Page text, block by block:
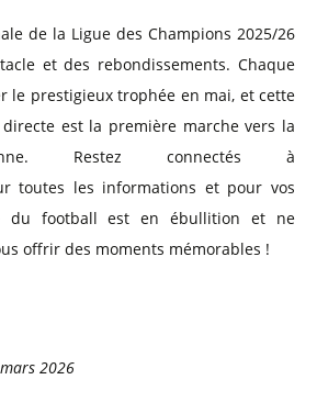
de la Ligue des Champions 2025/26
et des rebondissements. Chaque
le prestigieux trophée en mai, et cette
est la première marche vers la
Restez connectés à
toutes les informations et pour vos
du football est en ébullition et ne
offrir des moments mémorables !
2026